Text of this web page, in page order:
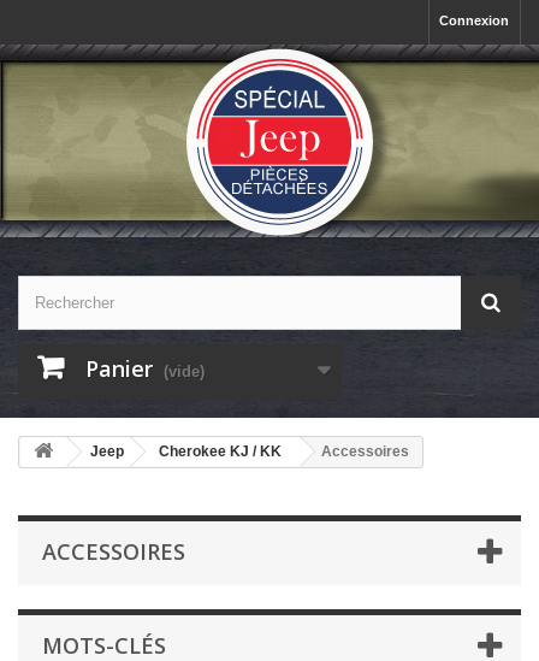
Connexion
Panier (vide)
Jeep Cherokee KJ / KK Accessoires
ACCESSOIRES
MOTS-CLÉS